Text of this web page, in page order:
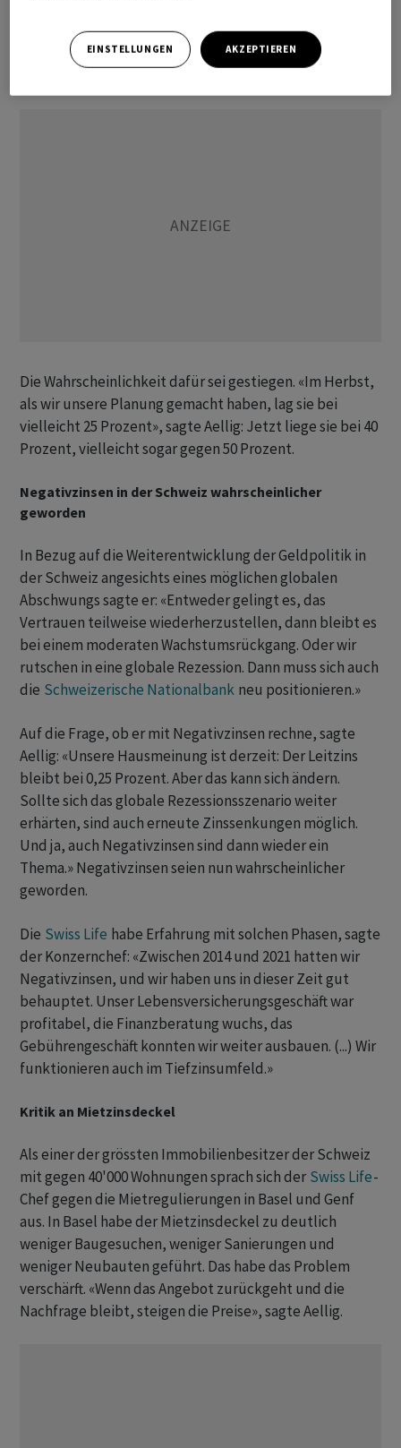
verlieren würden. «Dann wird weniger konsumiert,
weniger investiert. Dann hätte die Weltwirtschaft ein
Die Wahrscheinlichkeit dafür sei gestiegen. «Im Herbst,
als wir unsere Planung gemacht haben, lag sie bei
vielleicht 25 Prozent», sagte Aellig: Jetzt liege sie bei 40
Prozent, vielleicht sogar gegen 50 Prozent.
Negativzinsen in der Schweiz wahrscheinlicher
geworden
In Bezug auf die Weiterentwicklung der Geldpolitik in
der Schweiz angesichts eines möglichen globalen
Abschwungs sagte er: «Entweder gelingt es, das
Vertrauen teilweise wiederherzustellen, dann bleibt es
bei einem moderaten Wachstumsrückgang. Oder wir
rutschen in eine globale Rezession. Dann muss sich auch
die Schweizerische Nationalbank neu positionieren.»
Auf die Frage, ob er mit Negativzinsen rechne, sagte
Aellig: «Unsere Hausmeinung ist derzeit: Der Leitzins
bleibt bei 0,25 Prozent. Aber das kann sich ändern.
Sollte sich das globale Rezessionsszenario weiter
erhärten, sind auch erneute Zinssenkungen möglich.
Und ja, auch Negativzinsen sind dann wieder ein
Thema.» Negativzinsen seien nun wahrscheinlicher
geworden.
Die Swiss Life habe Erfahrung mit solchen Phasen, sagte
der Konzernchef: «Zwischen 2014 und 2021 hatten wir
Negativzinsen, und wir haben uns in dieser Zeit gut
behauptet. Unser Lebensversicherungsgeschäft war
profitabel, die Finanzberatung wuchs, das
Gebührengeschäft konnten wir weiter ausbauen. (...) Wir
funktionieren auch im Tiefzinsumfeld.»
Kritik an Mietzinsdeckel
Als einer der grössten Immobilienbesitzer der Schweiz
mit gegen 40'000 Wohnungen sprach sich der Swiss Life-
Chef gegen die Mietregulierungen in Basel und Genf
aus. In Basel habe der Mietzinsdeckel zu deutlich
weniger Baugesuchen, weniger Sanierungen und
weniger Neubauten geführt. Das habe das Problem
verschärft. «Wenn das Angebot zurückgeht und die
Nachfrage bleibt, steigen die Preise», sagte Aellig.
EINSTELLUNGEN AKZEPTIEREN